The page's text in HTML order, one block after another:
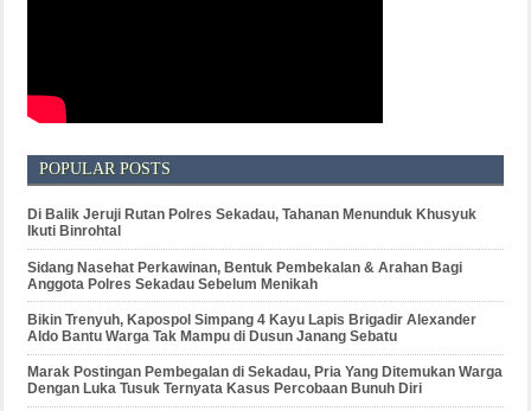
POPULAR POSTS
Di Balik Jeruji Rutan Polres Sekadau, Tahanan Menunduk Khusyuk
Ikuti Binrohtal
Sidang Nasehat Perkawinan, Bentuk Pembekalan & Arahan Bagi
Anggota Polres Sekadau Sebelum Menikah
Bikin Trenyuh, Kapospol Simpang 4 Kayu Lapis Brigadir Alexander
Aldo Bantu Warga Tak Mampu di Dusun Janang Sebatu
Marak Postingan Pembegalan di Sekadau, Pria Yang Ditemukan Warga
Dengan Luka Tusuk Ternyata Kasus Percobaan Bunuh Diri